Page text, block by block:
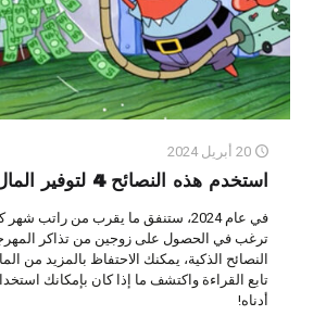
20 أبريل 2024
استخدم هذه النصائح 4 لتوفير المال!
في عام 2024، ستنفق ما يقرب من راتب
ترغب في الحصول على زوجين من تذاكر
النصائح الذكية، يمكنك الاحتفاظ بالمزيد من
تابع القراءة واكتشف ما إذا كان بإمكانك
أدناه!